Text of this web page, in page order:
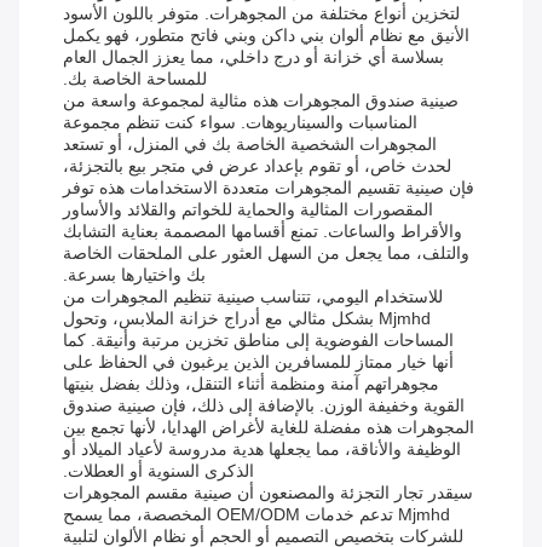
لتخزين أنواع مختلفة من المجوهرات. متوفر باللون الأسود
الأنيق مع نظام ألوان بني داكن وبني فاتح متطور، فهو يكمل
بسلاسة أي خزانة أو درج داخلي، مما يعزز الجمال العام
للمساحة الخاصة بك.
صينية صندوق المجوهرات هذه مثالية لمجموعة واسعة من
المناسبات والسيناريوهات. سواء كنت تنظم مجموعة
المجوهرات الشخصية الخاصة بك في المنزل، أو تستعد
لحدث خاص، أو تقوم بإعداد عرض في متجر بيع بالتجزئة،
فإن صينية تقسيم المجوهرات متعددة الاستخدامات هذه توفر
المقصورات المثالية والحماية للخواتم والقلائد والأساور
والأقراط والساعات. تمنع أقسامها المصممة بعناية التشابك
والتلف، مما يجعل من السهل العثور على الملحقات الخاصة
بك واختيارها بسرعة.
للاستخدام اليومي، تتناسب صينية تنظيم المجوهرات من
Mjmhd بشكل مثالي مع أدراج خزانة الملابس، وتحول
المساحات الفوضوية إلى مناطق تخزين مرتبة وأنيقة. كما
أنها خيار ممتاز للمسافرين الذين يرغبون في الحفاظ على
مجوهراتهم آمنة ومنظمة أثناء التنقل، وذلك بفضل بنيتها
القوية وخفيفة الوزن. بالإضافة إلى ذلك، فإن صينية صندوق
المجوهرات هذه مفضلة للغاية لأغراض الهدايا، لأنها تجمع بين
الوظيفة والأناقة، مما يجعلها هدية مدروسة لأعياد الميلاد أو
الذكرى السنوية أو العطلات.
سيقدر تجار التجزئة والمصنعون أن صينية مقسم المجوهرات
Mjmhd تدعم خدمات OEM/ODM المخصصة، مما يسمح
للشركات بتخصيص التصميم أو الحجم أو نظام الألوان لتلبية